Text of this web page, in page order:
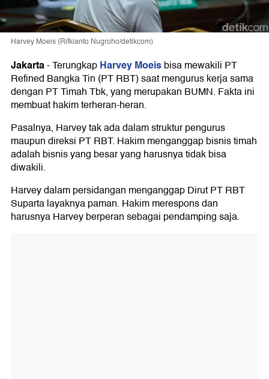
Harvey Moeis (Rifkianto Nugroho/detikcom)
Jakarta-TerungkapHarvey Moeisbisa mewakili PT
Refined Bangka Tin (PT RBT) saat mengurus kerja sama
dengan PT Timah Tbk, yang merupakan BUMN. Fakta ini
membuat hakim terheran-heran.
Pasalnya, Harvey tak ada dalam struktur pengurus
maupun direksi PT RBT. Hakim menganggap bisnis timah
adalah bisnis yang besar yang harusnya tidak bisa
diwakili.
Harvey dalam persidangan menganggap Dirut PT RBT
Suparta layaknya paman. Hakim merespons dan
harusnya Harvey berperan sebagai pendamping saja.